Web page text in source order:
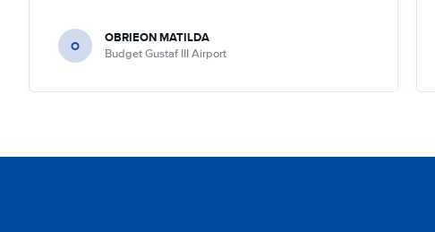
O OBRIEON MATILDA
Budget Gustaf III Airport